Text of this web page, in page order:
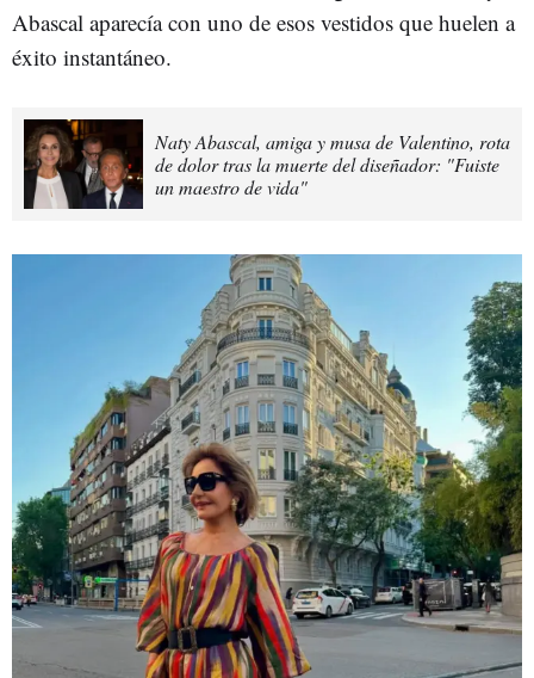
Abascal aparecía con uno de esos vestidos que huelen a
éxito instantáneo.
Naty Abascal, amiga y musa de Valentino, rota
de dolor tras la muerte del diseñador: "Fuiste
un maestro de vida"